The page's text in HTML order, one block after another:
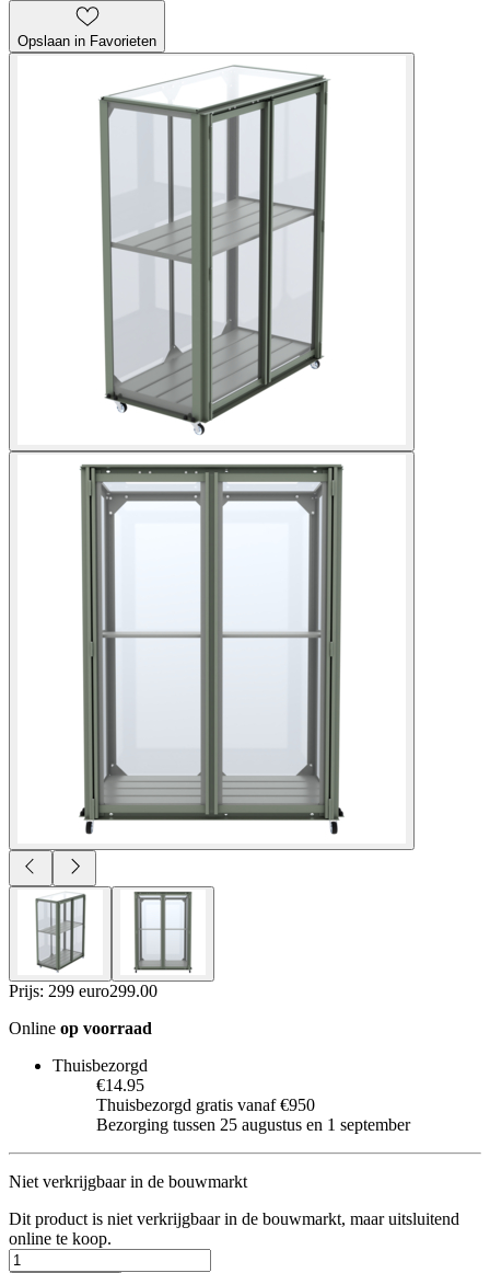
Opslaan in Favorieten
Prijs: 299 euro299.00
Online op voorraad
Thuisbezorgd
€14.95
Thuisbezorgd gratis vanaf €950
Bezorging tussen 25 augustus en 1 september
Niet verkrijgbaar in de bouwmarkt
Dit product is niet verkrijgbaar in de bouwmarkt, maar uitsluitend
online te koop.